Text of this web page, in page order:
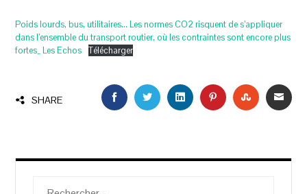
Poids lourds, bus, utilitaires… Les normes CO2 risquent de s’appliquer
dans l’ensemble du transport routier, où les contraintes sont encore plus
fortes_ Les Echos Télécharger
SHARE FACEBOOKTWITTERLINKEDINPINTEREST